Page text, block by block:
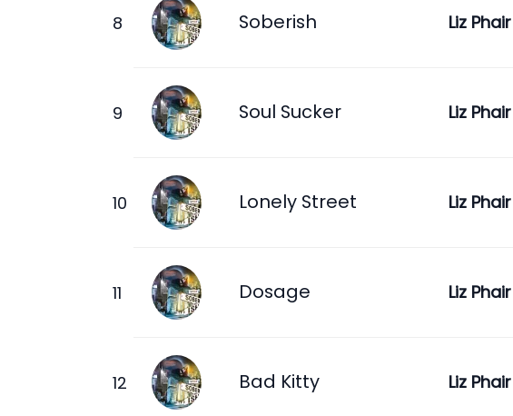
Soberish Liz Phair
Soul Sucker Liz Phair
Lonely Street Liz Phair
Dosage Liz Phair
Bad Kitty Liz Phair